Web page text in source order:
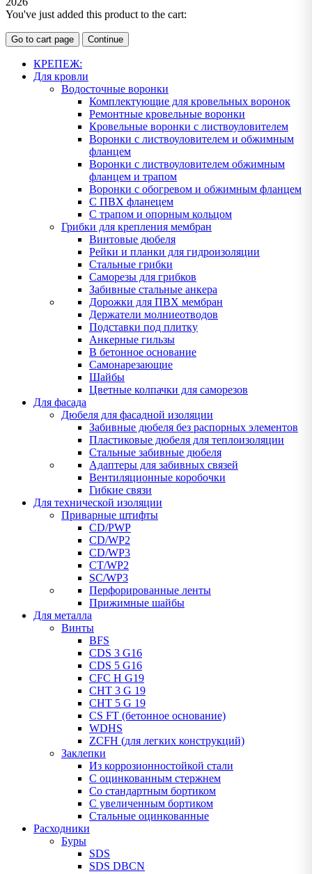
You've just added this product to the cart:
Go to cart page Continue
КРЕПЕЖ:
Для кровли
Водосточные воронки
Комплектующие для кровельных воронок
Ремонтные кровельные воронки
Кровельные воронки с листвоуловителем
Воронки с листвоуловителем и обжимным
фланцем
Воронки с листвоуловителем обжимным
фланцем и трапом
Воронки с обогревом и обжимным фланцем
С ПВХ фланецем
С трапом и опорным кольцом
Грибки для крепления мембран
Винтовые дюбеля
Рейки и планки для гидроизоляции
Стальные грибки
Саморезы для грибков
Забивные стальные анкера
Дорожки для ПВХ мембран
Держатели молниеотводов
Подставки под плитку
Анкерные гильзы
В бетонное основание
Самонарезающие
Шайбы
Цветные колпачки для саморезов
Для фасада
Дюбеля для фасадной изоляции
Забивные дюбеля без распорных элементов
Пластиковые дюбеля для теплоизоляции
Стальные забивные дюбеля
Адаптеры для забивных связей
Вентиляционные коробочки
Гибкие связи
Для технической изоляции
Приварные штифты
CD/PWP
CD/WP2
CD/WP3
CT/WP2
SC/WP3
Перфорированные ленты
Прижимные шайбы
Для металла
Винты
BFS
CDS 3 G16
CDS 5 G16
CFC H G19
CHT 3 G 19
CHT 5 G 19
CS FT (бетонное основание)
WDHS
ZCFH (для легких конструкций)
Заклепки
Из коррозионностойкой стали
С оцинкованным стержнем
Со стандартным бортиком
С увеличенным бортиком
Стальные оцинкованные
Расходники
Буры
SDS
SDS DBCN